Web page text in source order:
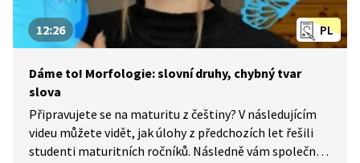
PL
12:26
Dáme to! Morfologie: slovní druhy, chybný tvar
slova
Připravujete se na maturitu z češtiny? V následujícím
videu můžete vidět, jak úlohy z předchozích let řešili
studenti maturitních ročníků. Následně vám společně